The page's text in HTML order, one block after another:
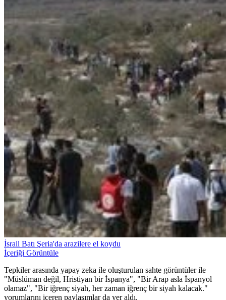
İsrail Batı Şeria'da arazilere el koydu
İçeriği Görüntüle
Tepkiler arasında yapay zeka ile oluşturulan sahte görüntüler ile
"Müslüman değil, Hristiyan bir İspanya", "Bir Arap asla İspanyol
olamaz", "Bir iğrenç siyah, her zaman iğrenç bir siyah kalacak."
yorumlarını içeren paylaşımlar da yer aldı.